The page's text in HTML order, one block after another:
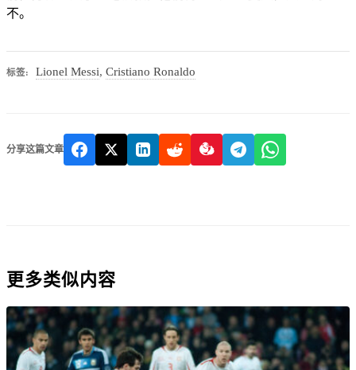
不。
标签: Lionel Messi,Cristiano Ronaldo
分享这篇文章
更多类似内容